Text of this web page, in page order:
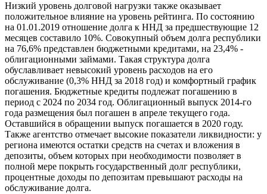
Низкий уровень долговой нагрузки также оказывает
положительное влияние на уровень рейтинга. По состоянию
на 01.01.2019 отношение долга к ННД за предшествующие 12
месяцев составило 10%. Совокупный объем долга республики
на 76,6% представлен бюджетными кредитами, на 23,4% -
облигационными займами. Такая структура долга
обуславливает невысокий уровень расходов на его
обслуживание (0,3% ННД за 2018 год) и комфортный график
погашения. Бюджетные кредиты подлежат погашению в
период с 2024 по 2034 год. Облигационный выпуск 2014-го
года размещения был погашен в апреле текущего года.
Оставшийся в обращении выпуск погашается в 2020 году.
Также агентство отмечает высокие показатели ликвидности: у
региона имеются остатки средств на счетах и вложения в
депозиты, объем которых при необходимости позволяет в
полной мере покрыть государственный долг республики,
процентные доходы по депозитам превышают расходы на
обслуживание долга.